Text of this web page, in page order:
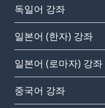
독일어 강좌
일본어 (한자) 강좌
일본어 (로마자) 강좌
중국어 강좌